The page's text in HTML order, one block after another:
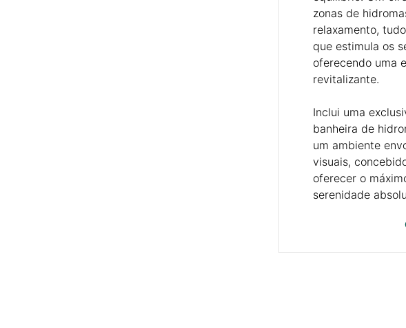
zonas de
relaxamento,
que estimula os
oferecendo uma
revitalizante.
Inclui uma
banheira de
um ambiente
visuais,
oferecer o
serenidade